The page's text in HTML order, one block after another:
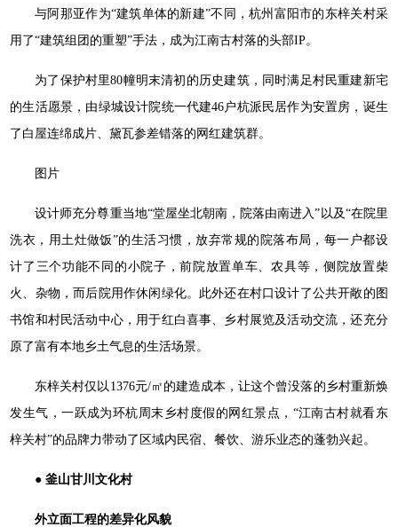
与阿那亚作为“建筑单体的新建”不同，杭州富阳市的东梓关村采
用了“建筑组团的重塑”手法，成为江南古村落的头部IP。
为了保护村里80幢明末清初的历史建筑，同时满足村民重建新宅
的生活愿景，由绿城设计院统一代建46户杭派民居作为安置房，诞生
了白屋连绵成片、黛瓦参差错落的网红建筑群。
图片
设计师充分尊重当地“堂屋坐北朝南，院落由南进入”以及“在院里
洗衣，用土灶做饭”的生活习惯，放弃常规的院落布局，每一户都设
计了三个功能不同的小院子，前院放置单车、农具等，侧院放置柴
火、杂物，而后院用作休闲绿化。此外还在村口设计了公共开敞的图
书馆和村民活动中心，用于红白喜事、乡村展览及活动交流，还充分
原了富有本地乡土气息的生活场景。
东梓关村仅以1376元/㎡的建造成本，让这个曾没落的乡村重新焕
发生气，一跃成为环杭周末乡村度假的网红景点，“江南古村就看东
梓关村”的品牌力带动了区域内民宿、餐饮、游乐业态的蓬勃兴起。
● 釜山甘川文化村
外立面工程的差异化风貌